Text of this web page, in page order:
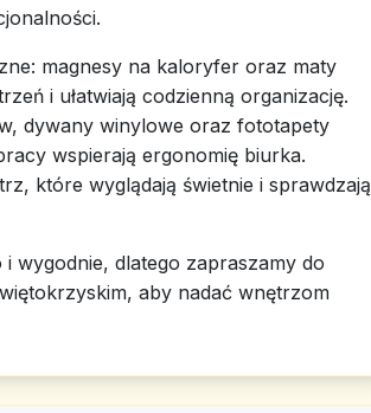
magnesy na kaloryfer oraz maty
i ułatwiają codzienną organizację.
dywany winylowe oraz fototapety
wspierają ergonomię biurka.
które wyglądają świetnie i sprawdzają
wygodnie, dlatego zapraszamy do
aby nadać wnętrzom